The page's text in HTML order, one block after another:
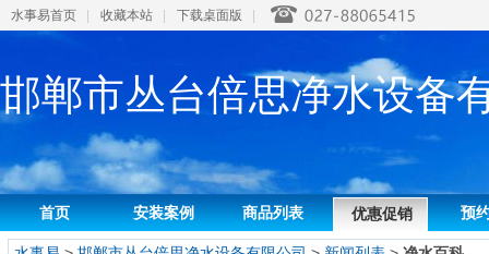
水事易首页 收藏本站 下载桌面版
邯郸市丛台倍思净水设备
首页 安装案例 商品列表 优惠促销 预